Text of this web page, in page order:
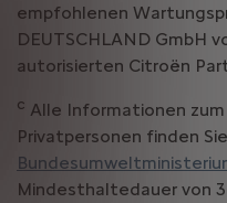
empfohlenen
DEUTSCHLAND GmbH
autorisierten Citroën
c Alle Informationen
Privatpersonen finden
Mindesthaltedauer von